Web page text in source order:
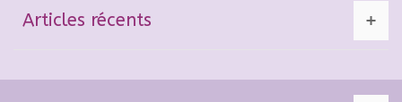
Articles récents